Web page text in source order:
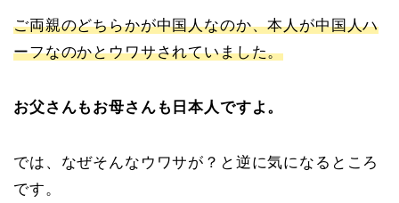
ご両親のどちらかが中国人なのか、本人が中国人ハ
ーフなのかとウワサされていました。
お父さんもお母さんも日本人ですよ。
では、なぜそんなウワサが？と逆に気になるところ
です。